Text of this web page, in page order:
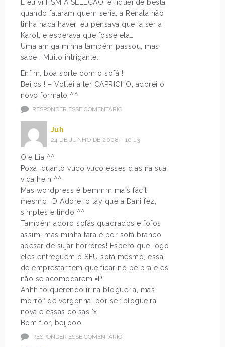
E eu vi HSM A SELEÇÃO, e fiquei de besta
quando falaram quem seria, a Renata não
tinha nada haver, eu pensava que ia ser a
Karol, e esperava que fosse ela…
Uma amiga minha também passou, mas
sabe… Muito intrigante.
Enfim, boa sorte com o sofá !
Beijos ! – Voltei a ler CAPRICHO, adorei o
novo formato ^^
RESPONDER ESSE COMENTÁRIO
Juh
24 DE JUNHO DE 2008 - 10:13
Oie Lia ^^
Poxa, quanto vuco vuco esses dias na sua
vida hein ^^
Mas wordpress é bemmm mais fácil
mesmo =D Adorei o lay que a Dani fez,
simples e lindo ^^
Também adoro sofás quadrados e fofos
assim, mas minha tara é por sofá branco
apesar de sujar horrores! Espero que logo
eles entreguem o SEU sofá mesmo, essa
de emprestar tem que ficar no pé pra eles
não se acomodarem =P
Ahhh to querendo ir na blogueria, mas
morro³ de vergonha, por ser blogueira
nova e essas coisas ‘x’
Bom flor, beijooo!!
RESPONDER ESSE COMENTÁRIO